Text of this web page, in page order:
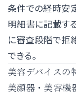
条件での経時安
明細書に記載す
に審査段階で拒
できる。
美容デバイスの
美顔器・美容機